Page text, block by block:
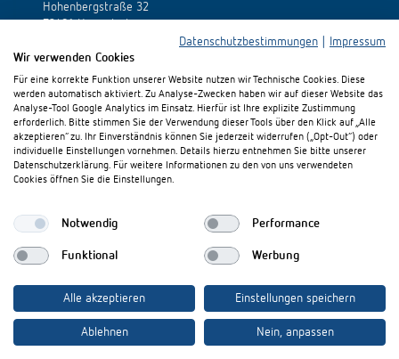
Hohenbergstraße 32
Fax: +49 (0)74 74/692-150
E-Mail:info@theben.de
S'il vous plaît visitez-nous sur:
Mentions légales Protection des données
Datenschutzbestimmungen
Impressum
Wir verwenden Cookies
Für eine korrekte Funktion unserer Website nutzen wir Technische Cookies. Diese
werden automatisch aktiviert. Zu Analyse-Zwecken haben wir auf dieser Website das
Analyse-Tool Google Analytics im Einsatz. Hierfür ist Ihre explizite Zustimmung
erforderlich. Bitte stimmen Sie der Verwendung dieser Tools über den Klick auf „Alle
akzeptieren“ zu. Ihr Einverständnis können Sie jederzeit widerrufen („Opt-Out“) oder
individuelle Einstellungen vornehmen. Details hierzu entnehmen Sie bitte unserer
Datenschutzerklärung. Für weitere Informationen zu den von uns verwendeten
Cookies öffnen Sie die Einstellungen.
Notwendig Performance
Funktional Werbung
Alle akzeptieren Einstellungen speichern
Ablehnen Nein, anpassen